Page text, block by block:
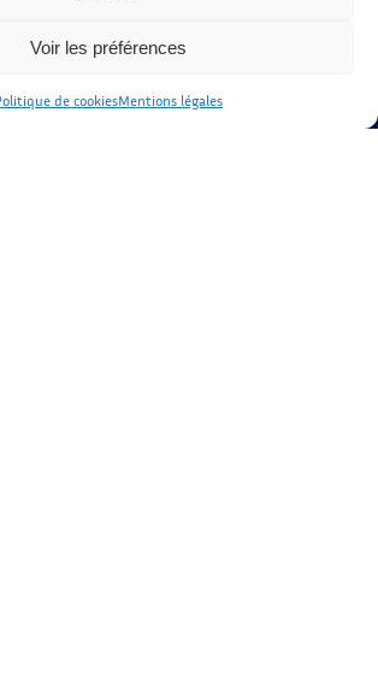
Voir les préférences
de cookiesMentions légales